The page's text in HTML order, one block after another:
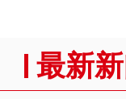
最新